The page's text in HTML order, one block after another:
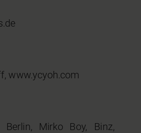
www.ycyoh.com
Berlin, Mirko Boy, Binz,